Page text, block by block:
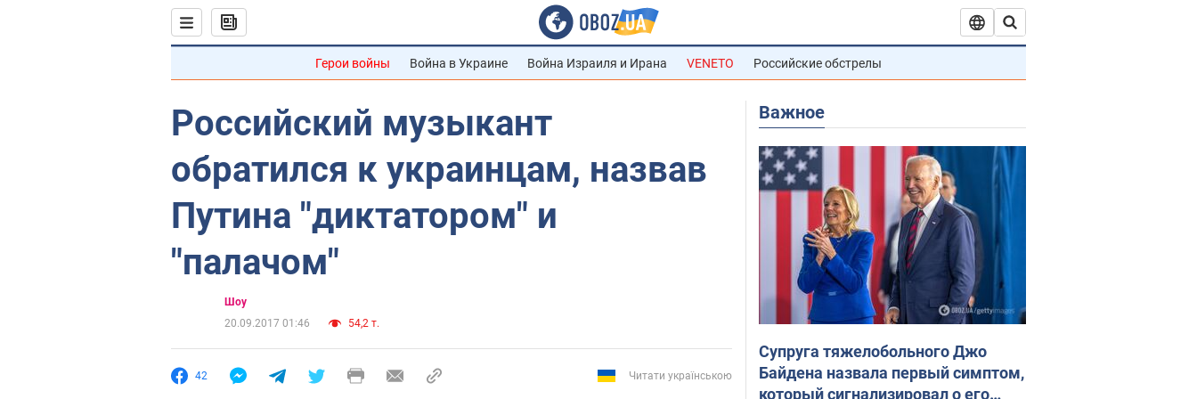
Герои войны Война в Украине Война Израиля и Ирана VENETO Российские обстрелы
Российский музыкант
обратился к украинцам, назвав
Путина "диктатором" и
"палачом"
Шоу
20.09.2017 01:46
54,2 т.
42 Читати українською
Важное
Супруга тяжелобольного Джо
Байдена назвала первый симптом,
который сигнализировал о его